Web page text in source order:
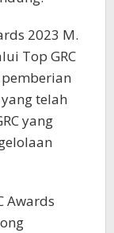
2023 M.
Top GRC
telah
yang
Awards